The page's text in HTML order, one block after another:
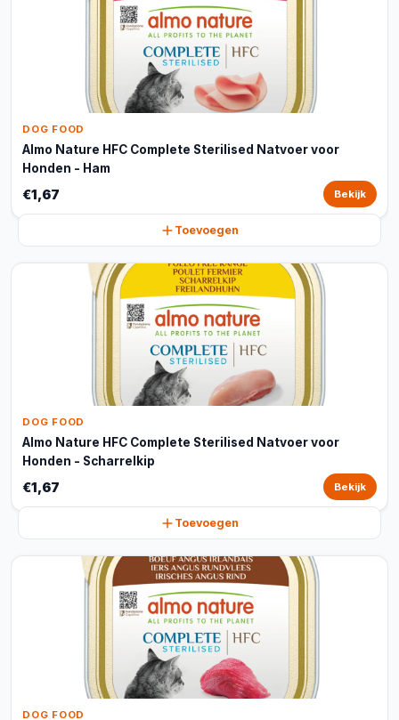
DOG FOOD
Almo Nature HFC Complete Sterilised Natvoer voor
Honden - Ham
€1,67 Bekijk
Toevoegen
DOG FOOD
Almo Nature HFC Complete Sterilised Natvoer voor
Honden - Scharrelkip
€1,67 Bekijk
Toevoegen
DOG FOOD